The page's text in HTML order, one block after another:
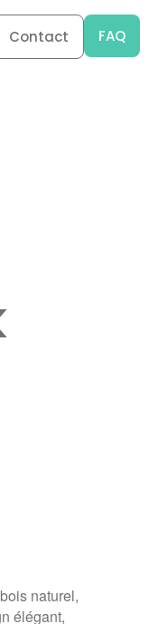
Contact FAQ
naturel,
élégant,